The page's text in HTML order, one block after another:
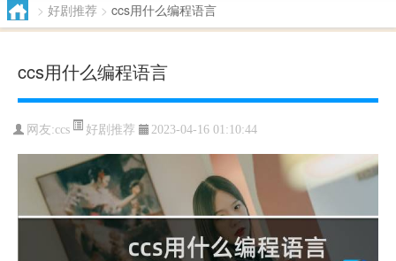
> 好剧推荐 > ccs用什么编程语言
ccs用什么编程语言
网友:ccs 好剧推荐 2023-04-16 01:10:44